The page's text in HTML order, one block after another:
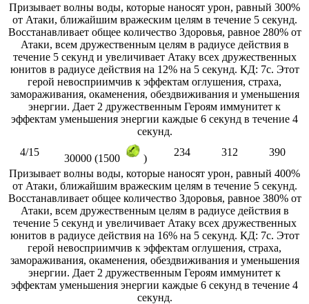
Призывает волны воды, которые наносят урон, равный 300%
от Атаки, ближайшим вражеским целям в течение 5 секунд.
Восстанавливает общее количество Здоровья, равное 280% от
Атаки, всем дружественным целям в радиусе действия в
течение 5 секунд и увеличивает Атаку всех дружественных
юнитов в радиусе действия на 12% на 5 секунд. КД: 7с. Этот
герой невосприимчив к эффектам оглушения, страха,
замораживания, окаменения, обездвиживания и уменьшения
энергии. Дает 2 дружественным Героям иммунитет к
эффектам уменьшения энергии каждые 6 секунд в течение 4
секунд.
4/15
30000 (1500 )
234 312
390
Призывает волны воды, которые наносят урон, равный 400%
от Атаки, ближайшим вражеским целям в течение 5 секунд.
Восстанавливает общее количество Здоровья, равное 380% от
Атаки, всем дружественным целям в радиусе действия в
течение 5 секунд и увеличивает Атаку всех дружественных
юнитов в радиусе действия на 16% на 5 секунд. КД: 7с. Этот
герой невосприимчив к эффектам оглушения, страха,
замораживания, окаменения, обездвиживания и уменьшения
энергии. Дает 2 дружественным Героям иммунитет к
эффектам уменьшения энергии каждые 6 секунд в течение 4
секунд.